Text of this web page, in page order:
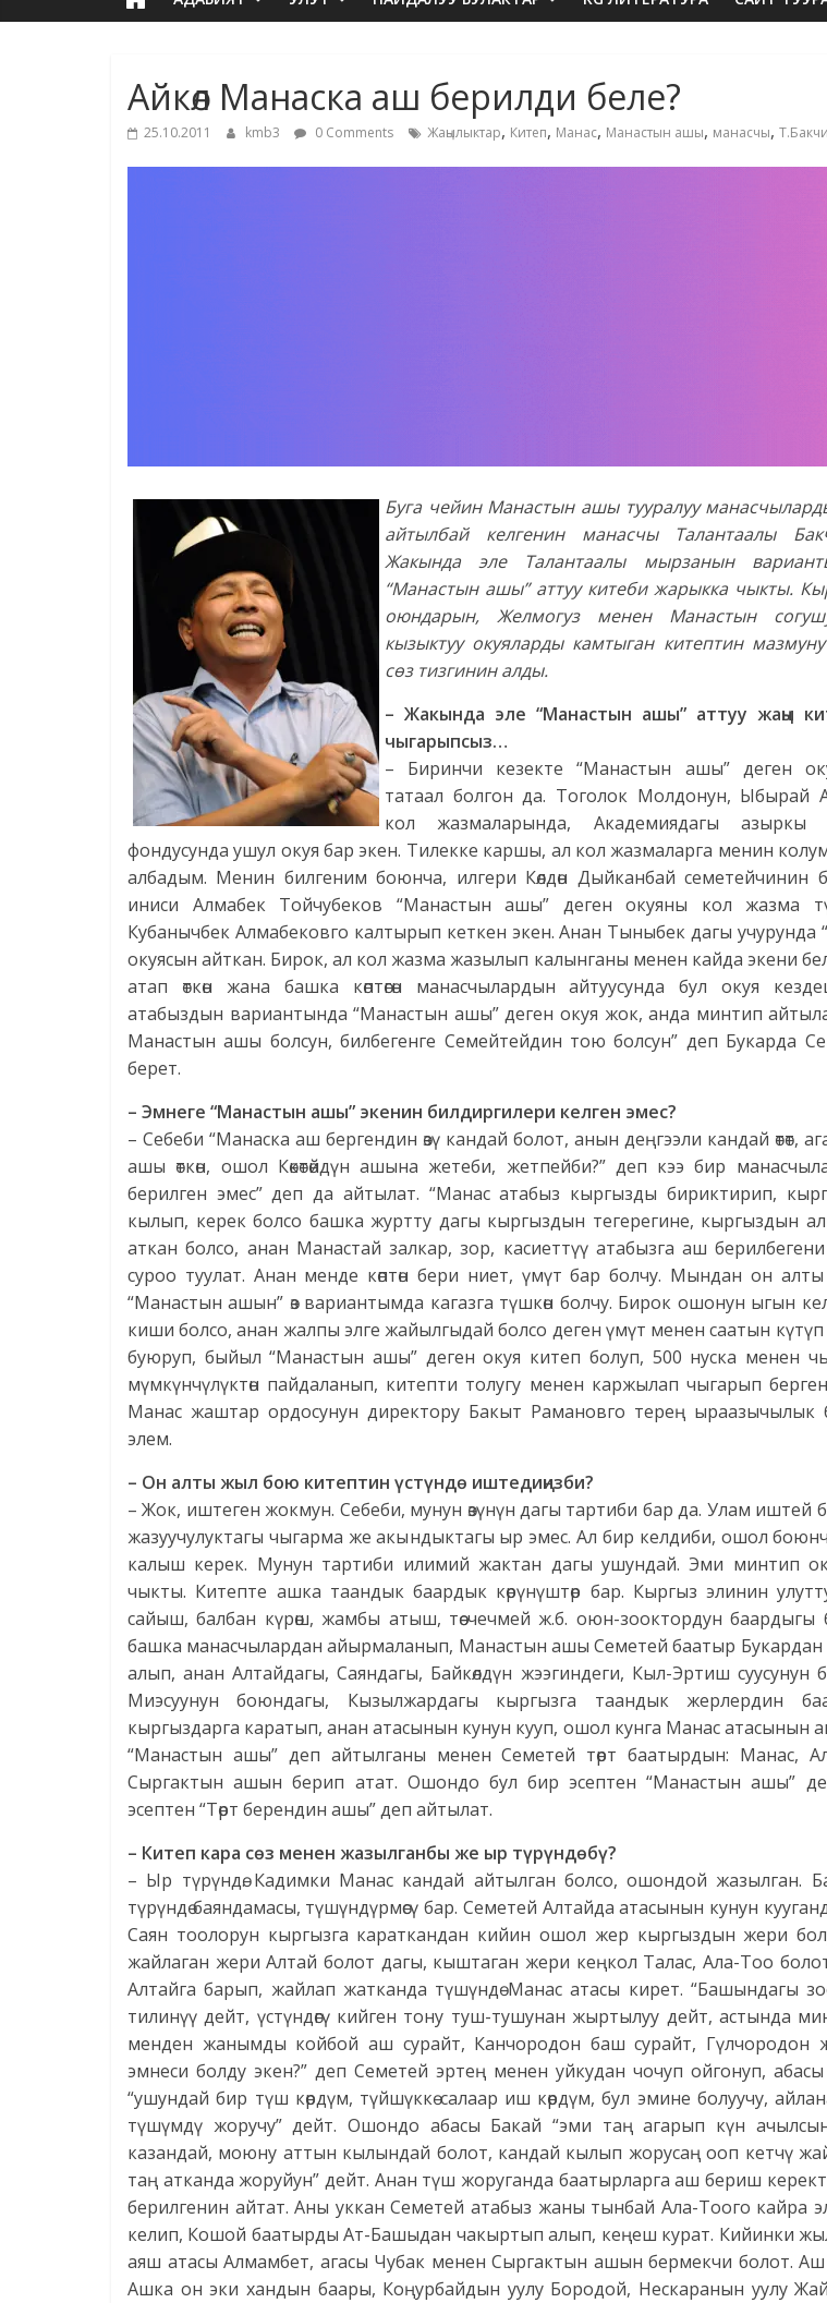
Айкөл Манаска аш берилди беле?
25.10.2011 kmb3 0 Comments Жаңылыктар, Китеп, Манас, Манастын ашы, манасчы,
Буга чейин Манастын ашы тууралуу
айтылбай келгенин манасчы Талантаалы
Жакында эле Талантаалы мырзанын
“Манастын ашы” аттуу китеби жарыкка чыкты.
оюндарын, Желмогуз менен Манастын
кызыктуу окуяларды камтыган китептин
сөз тизгинин алды.
– Жакында эле “Манастын ашы” аттуу жаңы
чыгарыпсыз…
– Биринчи кезекте “Манастын ашы” деген
татаал болгон да. Тоголок Молдонун, Ыбырай
кол жазмаларында, Академиядагы азыркы
фондусунда ушул окуя бар экен. Тилекке каршы, ал кол жазмаларга менин колум
албадым. Менин билгеним боюнча, илгери Көлдөн Дыйканбай семетейчинин
иниси Алмабек Тойчубеков “Манастын ашы” деген окуяны кол жазма
Кубанычбек Алмабековго калтырып кеткен экен. Анан Тыныбек дагы
окуясын айткан. Бирок, ал кол жазма жазылып калынганы менен кайда экени
атап өткөн жана башка көптөгөн манасчылардын айтуусунда бул окуя
атабыздын вариантында “Манастын ашы” деген окуя жок, анда минтип
Манастын ашы болсун, билбегенге Семейтейдин тою болсун” деп Букарда
берет.
– Эмнеге “Манастын ашы” экенин билдиргилери келген эмес?
– Себеби “Манаска аш бергендин өзү кандай болот, анын деңгээли кандай өтөт, ага
ашы өткөн, ошол Көкөтөйдүн ашына жетеби, жетпейби?” деп кээ бир
берилген эмес” деп да айтылат. “Манас атабыз кыргызды бириктирип,
кылып, керек болсо башка журтту дагы кыргыздын тегерегине, кыргыздын
аткан болсо, анан Манастай залкар, зор, касиеттүү атабызга аш
суроо туулат. Анан менде көптөн бери ниет, үмүт бар болчу. Мындан он
“Манастын ашын” өз вариантымда кагазга түшкөн болчу. Бирок ошонун ыгын
киши болсо, анан жалпы элге жайылгыдай болсо деген үмүт менен саатын күтүп
буюруп, быйыл “Манастын ашы” деген окуя китеп болуп, 500 нуска менен
мүмкүнчүлүктөн пайдаланып, китепти толугу менен каржылап чыгарып
Манас жаштар ордосунун директору Бакыт Рамановго терең ыраазычылык
элем.
– Он алты жыл бою китептин үстүндө иштедиңизби?
– Жок, иштеген жокмун. Себеби, мунун өзүнүн дагы тартиби бар да. Улам иштей
жазуучулуктагы чыгарма же акындыктагы ыр эмес. Ал бир келдиби, ошол
калыш керек. Мунун тартиби илимий жактан дагы ушундай. Эми минтип
чыкты. Китепте ашка таандык баардык көрүнүштөр бар. Кыргыз элинин
сайыш, балбан күрөш, жамбы атыш, төө чечмей ж.б. оюн-зооктордун
башка манасчылардан айырмаланып, Манастын ашы Семетей баатыр Букардан
алып, анан Алтайдагы, Саяндагы, Байкөлдүн жээгиндеги, Кыл-Эртиш суусунун
Миэсуунун боюндагы, Кызылжардагы кыргызга таандык жерлердин
кыргыздарга каратып, анан атасынын кунун кууп, ошол кунга Манас атасынын
“Манастын ашы” деп айтылганы менен Семетей төрт баатырдын: Манас,
Сыргактын ашын берип атат. Ошондо бул бир эсептен “Манастын ашы”
эсептен “Төрт берендин ашы” деп айтылат.
– Китеп кара сөз менен жазылганбы же ыр түрүндөбү?
– Ыр түрүндө. Кадимки Манас кандай айтылган болсо, ошондой жазылган.
түрүндө баяндамасы, түшүндүрмөсү бар. Семетей Алтайда атасынын кунун
Саян тоолорун кыргызга караткандан кийин ошол жер кыргыздын жери
жайлаган жери Алтай болот дагы, кыштаган жери кеңкол Талас, Ала-Тоо
Алтайга барып, жайлап жатканда түшүндө Манас атасы кирет. “Башындагы
тилинүү дейт, үстүндөгү кийген тону туш-тушунан жыртылуу дейт, астында
менден жанымды койбой аш сурайт, Канчородон баш сурайт, Гүлчородон
эмнеси болду экен?” деп Семетей эртең менен уйкудан чочуп ойгонуп,
“ушундай бир түш көрдүм, түйшүккө салаар иш көрдүм, бул эмине болуучу,
түшүмдү жоручу” дейт. Ошондо абасы Бакай “эми таң агарып күн
казандай, моюну аттын кылындай болот, кандай кылып жорусаң ооп кетчү
таң атканда жоруйун” дейт. Анан түш жоруганда баатырларга аш бериш
берилгенин айтат. Аны уккан Семетей атабыз жаны тынбай Ала-Тоого кайра
келип, Кошой баатырды Ат-Башыдан чакыртып алып, кеңеш курат. Кийинки
аяш атасы Алмамбет, агасы Чубак менен Сыргактын ашын бермекчи болот. Аш
Ашка он эки хандын баары, Коңурбайдын уулу Бородой, Нескаранын уулу